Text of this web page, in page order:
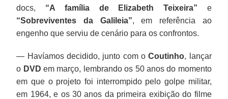
docs, “A família de Elizabeth Teixeira” e
“Sobreviventes da Galileia”, em referência ao
engenho que serviu de cenário para os confrontos.
— Havíamos decidido, junto com oCoutinho, lançar
o DVD em março, lembrando os 50 anos do momento
em que o projeto foi interrompido pelo golpe militar,
em 1964, e os 30 anos da primeira exibição do filme